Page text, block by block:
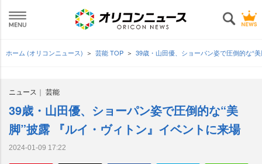
ホーム (オリコンニュース) 芸能 TOP 39歳・山田優、ショーパン姿で圧倒的な“
ニュース 芸能
39歳・山田優、ショーパン姿で圧倒的な“美
脚”披露 『ルイ・ヴィトン』イベントに来場
2024-01-09 17:22